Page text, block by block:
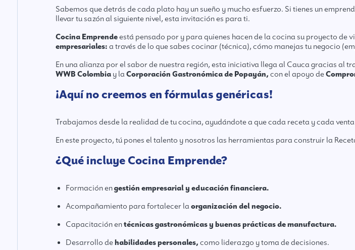
Sabemos que detrás de cada plato hay un sueño y mucho esfuerzo. Si tienes un
llevar tu sazón al siguiente nivel, esta invitación es para ti.
Cocina Emprendeestá pensado por y para quienes hacen de la cocina su proyecto de
empresariales: a través de lo que sabes cocinar (técnica), cómo manejas tu negocio
En una alianza por el sabor de nuestra región, esta iniciativa llega al Cauca gracias al
WWB Colombiay la Corporación Gastronómica de Popayán, con el apoyo de
¡Aquí no creemos en fórmulas genéricas!
Trabajamos desde la realidad de tu cocina, ayudándote a que cada receta y cada
En este proyecto, tú pones el talento y nosotros las herramientas para construir la
¿Qué incluye Cocina Emprende?
Formación engestión empresarial y educación financiera.
Acompañamiento para fortalecer la organización del negocio.
Capacitación entécnicas gastronómicas y buenas prácticas de manufactura.
Desarrollo dehabilidades personales, como liderazgo y toma de decisiones.